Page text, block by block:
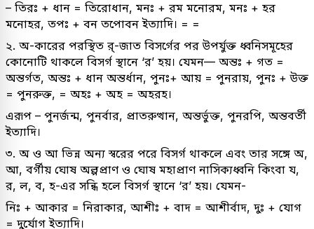
– তিরঃ + ধান = তিরোধান, মনঃ + রম মনোরম, মনঃ + হর
মনোহর, তপঃ + বন তপোবন ইত্যাদি। = =
২. অ-কারের পরস্থিত র্-জাত বিসর্গের পর উপর্যুক্ত ধ্বনিসমূহের
কোনোটি থাকলে বিসর্গ স্থানে ‘র’ হয়। যেমন— অন্তঃ + গত =
অন্তর্গত, অন্তঃ + ধান অন্তর্ধান, পুনঃ+ আয় = পুনরায়, পুনঃ + উক্ত
= পুনরুক্ত, = অহঃ + অহ = অহরহ।
এরূপ – পুনর্জন্ম, পুনর্বার, প্রাতরুত্থান, অন্তর্ভুক্ত, পুনরপি, অন্তবর্তী
ইত্যাদি।
৩. অ ও আ ভিন্ন অন্য স্বরের পরে বিসর্গ থাকলে এবং তার সঙ্গে অ,
আ, বর্গীয় ঘোষ অল্পপ্রাণ ও ঘোষ মহাপ্রাণ নাসিক্যধ্বনি কিংবা য,
র, ল, ব, হ-এর সন্ধি হলে বিসর্গ স্থানে ‘র’ হয়। যেমন-
নিঃ + আকার = নিরাকার, আশীঃ + বাদ = আশীর্বাদ, দুঃ + যোগ
= দুর্যোগ ইত্যাদি।